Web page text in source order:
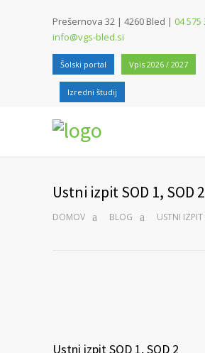
Prešernova 32 | 4260 Bled | 04 575
info@vgs-bled.si
Šolski portal Vpis 2026 / 2027
Izredni študij
Ustni izpit SOD 1, SOD 2
DOMOV BLOG USTNI
Ustni izpit SOD 1, SOD 2